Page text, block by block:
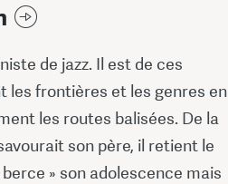
de jazz. Il est de ces
les frontières et les genres en
les routes balisées. De la
son père, il retient le
» son adolescence mais